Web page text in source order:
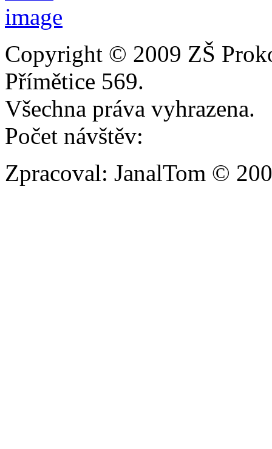
Copyright © 2009 ZŠ
Přímětice 569.
Všechna práva vyhrazena.
Počet návštěv:
Zpracoval: JanalTom ©